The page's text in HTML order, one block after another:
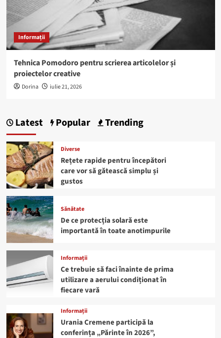
Informații
Tehnica Pomodoro pentru scrierea articolelor și
proiectelor creative
Dorina iulie 21, 2026
Latest Popular Trending
Diverse
Rețete rapide pentru începători
care vor să gătească simplu și
gustos
Sănătate
De ce protecția solară este
importantă în toate anotimpurile
Informații
Ce trebuie să faci înainte de prima
utilizare a aerului condiționat în
fiecare vară
Informații
Urania Cremene participă la
conferința „Părinte în 2026”,